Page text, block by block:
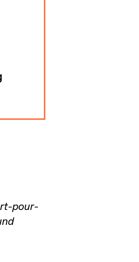
pour-